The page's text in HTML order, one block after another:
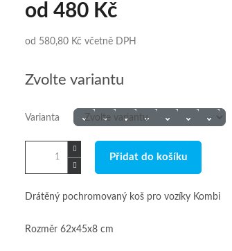
od 480 Kč
od 580,80 Kč včetně DPH
cena:
Zvolte variantu
Varianta
Přidat do košíku
Drátěný pochromovaný koš pro vozíky Kombi
Rozměr 62x45x8 cm